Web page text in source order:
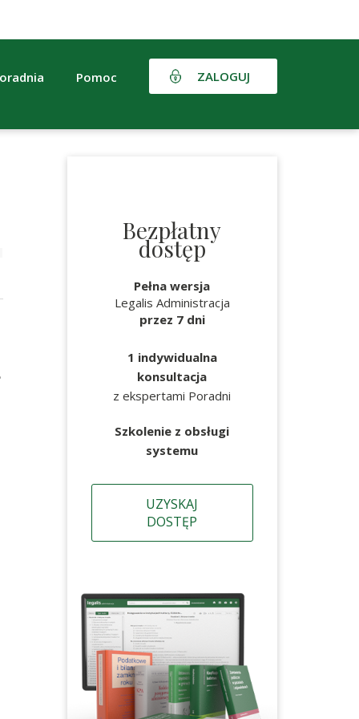
Pomoc ZALOGUJ
Bezpłatny
dostęp
Pełna wersja
Legalis Administracja
przez 7 dni
1 indywidualna
konsultacja
z ekspertami Poradni
Szkolenie z obsługi
systemu
UZYSKAJ
DOSTĘP